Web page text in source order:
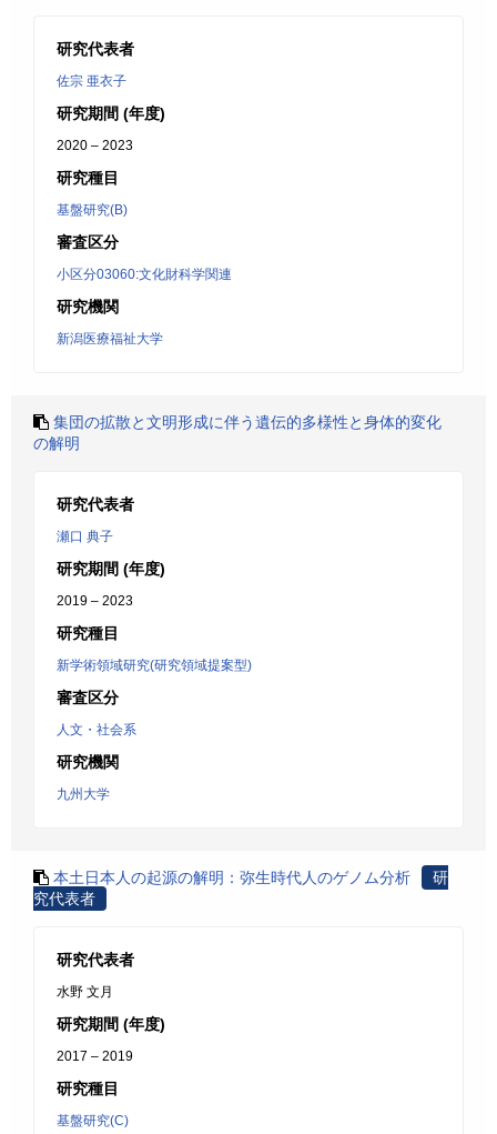
研究代表者
佐宗 亜衣子
研究期間 (年度)
2020 – 2023
研究種目
基盤研究(B)
審査区分
小区分03060:文化財科学関連
研究機関
新潟医療福祉大学
集団の拡散と文明形成に伴う遺伝的多様性と身体的変化
の解明
研究代表者
瀬口 典子
研究期間 (年度)
2019 – 2023
研究種目
新学術領域研究(研究領域提案型)
審査区分
人文・社会系
研究機関
九州大学
本土日本人の起源の解明：弥生時代人のゲノム分析
研
究代表者
研究代表者
水野 文月
研究期間 (年度)
2017 – 2019
研究種目
基盤研究(C)